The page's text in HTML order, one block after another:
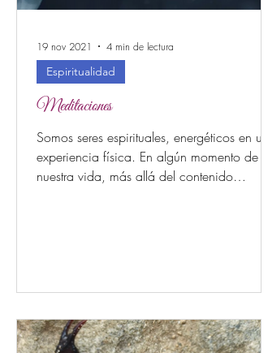
Meditaciones
Somos seres espirituales, energéticos en una
experiencia física. En algún momento de
nuestra vida, más allá del contenido
Espiritualidad
19 nov 2021 4 min de lectura